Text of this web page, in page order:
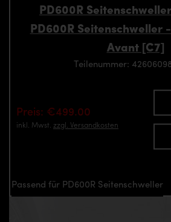
PD600R
PD600R Seitenschweller
Avant [C7]
Teilenummer:
Preis: €499.00
inkl. Mwst. zzgl. Versandkosten
Passend für PD600R Seitenschweller